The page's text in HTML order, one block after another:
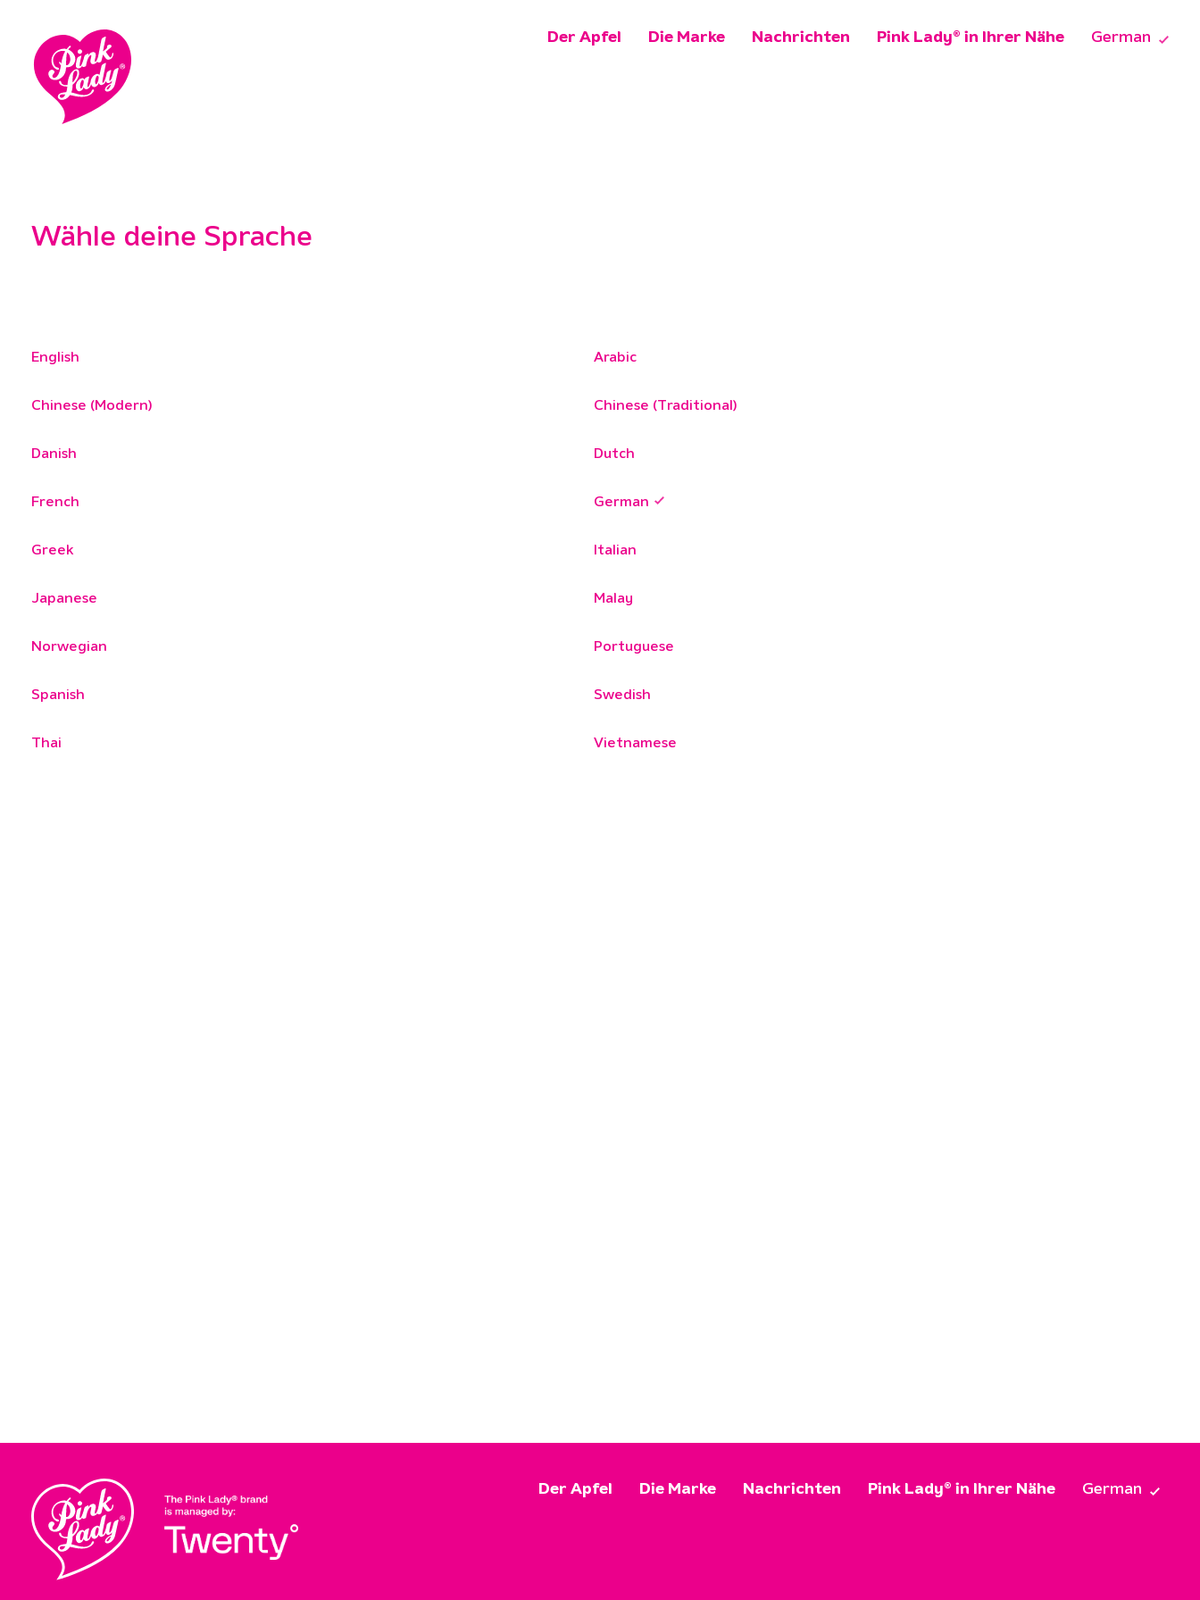
Der Apfel Die Marke Nachrichten Pink Lady® in Ihrer Nähe German
Wähle deine Sprache
English Arabic
Chinese (Modern) Chinese (Traditional)
Danish Dutch
French German
Greek Italian
Japanese Malay
Norwegian Portuguese
Spanish Swedish
Thai Vietnamese
Der Apfel Die Marke Nachrichten Pink Lady® in Ihrer Nähe German